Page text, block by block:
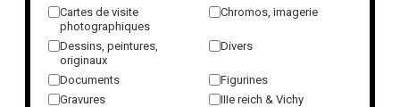
Cartes de visite
photographiques
Chromos, imagerie
Dessins, peintures,
originaux
Divers
Documents
Figurines
Gravures
IIIe reich & Vichy